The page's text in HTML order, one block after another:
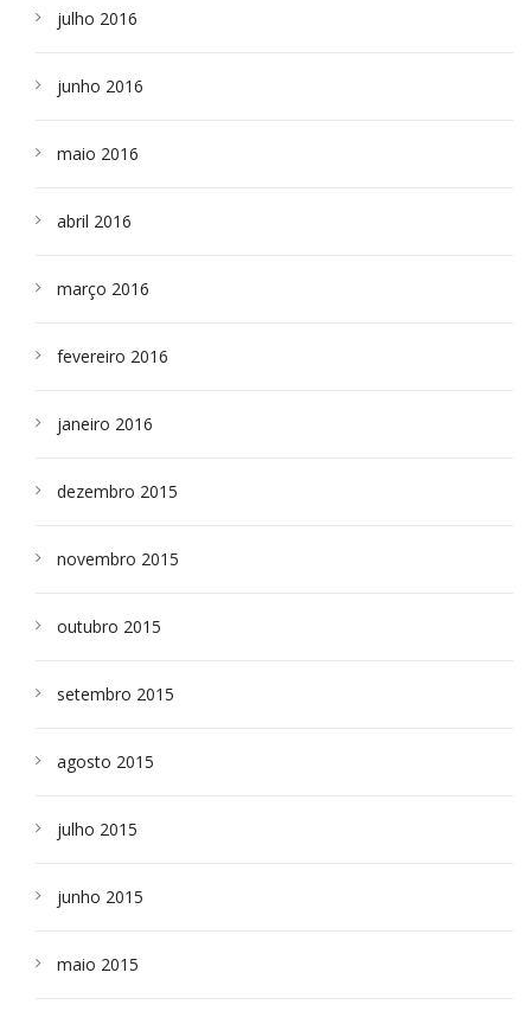
julho 2016
junho 2016
maio 2016
abril 2016
março 2016
fevereiro 2016
janeiro 2016
dezembro 2015
novembro 2015
outubro 2015
setembro 2015
agosto 2015
julho 2015
junho 2015
maio 2015